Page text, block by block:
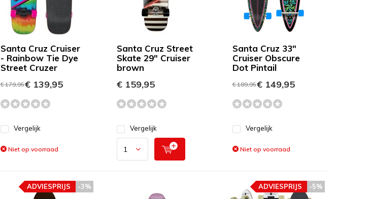
Santa Cruz Cruiser
- Rainbow Tie Dye
Street Cruzer
€ 179,95€ 139,95
Vergelijk
Niet op voorraad
Santa Cruz Street
Skate 29" Cruiser
brown
€ 159,95
Vergelijk
Santa Cruz 33"
Cruiser Obscure
Dot Pintail
€ 189,95€ 149,95
Vergelijk
Niet op voorraad
-3%
ADVIESPRIJS -5%
ADVIESPRIJS